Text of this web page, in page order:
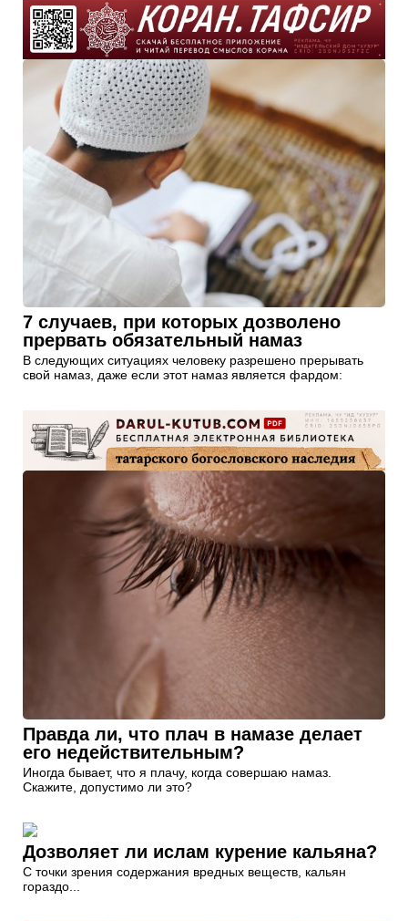
7 случаев, при которых дозволено
прервать обязательный намаз
В следующих ситуациях человеку разрешено прерывать
свой намаз, даже если этот намаз является фардом:
Правда ли, что плач в намазе делает
его недействительным?
Иногда бывает, что я плачу, когда совершаю намаз.
Скажите, допустимо ли это?
Дозволяет ли ислам курение кальяна?
С точки зрения содержания вредных веществ, кальян
гораздо...